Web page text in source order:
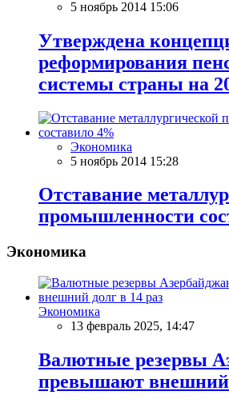
5 ноябрь 2014 15:06
Утверждена
реформирования
системы страны на
Экономика
5 ноябрь 2014 15:28
Отставание
промышленности
Экономика
Экономика
13 февраль 2025, 14:47
Валютные резервы
превышают внешний